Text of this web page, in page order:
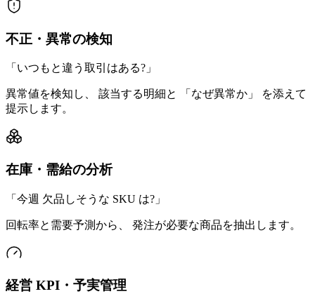
不正・異常の検知
「 いつもと違う取引はある? 」
異常値を検知し、 該当する明細と 「なぜ異常か」 を添えて
提示します。
在庫・需給の分析
「 今週 欠品しそうな SKU は? 」
回転率と需要予測から、 発注が必要な商品を抽出します。
経営 KPI・予実管理